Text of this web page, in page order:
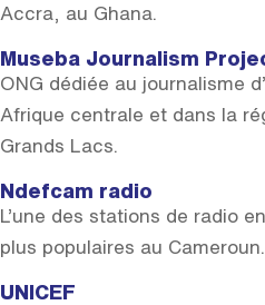
Accra, au Ghana.
Museba Journalism
ONG dédiée au journalisme
Afrique centrale et dans la
Grands Lacs.
Ndefcam radio
L’une des stations de radio
plus populaires au Cameroun.
UNICEF